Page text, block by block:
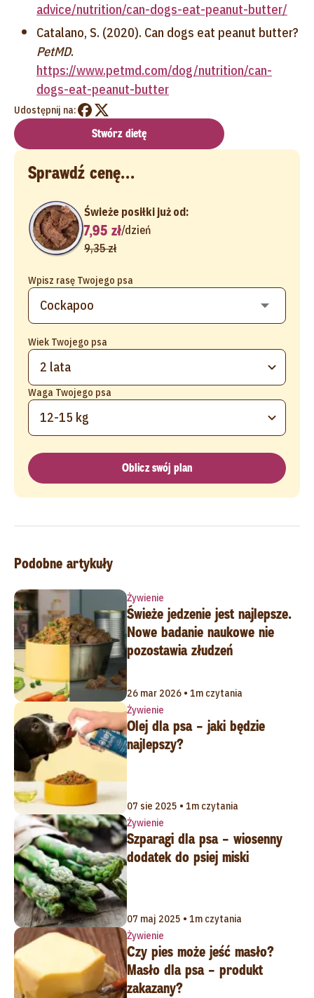
advice/nutrition/can-dogs-eat-peanut-butter/
Catalano, S. (2020). Can dogs eat peanut butter?
PetMD.
https://www.petmd.com/dog/nutrition/can-
dogs-eat-peanut-butter
Udostępnij na:
Stwórz dietę
Sprawdź cenę...
Wpisz rasę Twojego psa
Wiek Twojego psa
2 lata
Waga Twojego psa
12-15 kg
Świeże posiłki już od:
7,95 zł/dzień
9,35 zł
Oblicz swój plan
Podobne artykuły
Żywienie
Świeże jedzenie jest najlepsze.
Nowe badanie naukowe nie
pozostawia złudzeń
26 mar 2026 • 1m czytania
Żywienie
Olej dla psa – jaki będzie
najlepszy?
07 sie 2025 • 1m czytania
Żywienie
Szparagi dla psa – wiosenny
dodatek do psiej miski
07 maj 2025 • 1m czytania
Żywienie
Czy pies może jeść masło?
Masło dla psa – produkt
zakazany?